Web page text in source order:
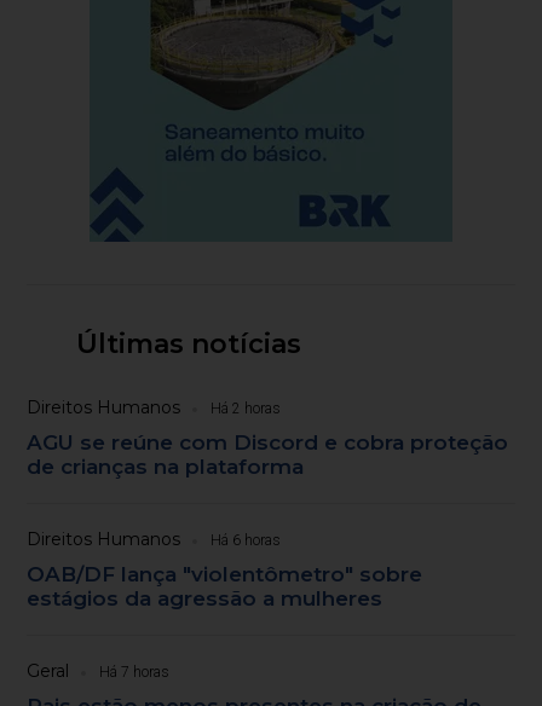
Últimas notícias
Direitos Humanos Há 2 horas
AGU se reúne com Discord e cobra proteção
de crianças na plataforma
Direitos Humanos Há 6 horas
OAB/DF lança "violentômetro" sobre
estágios da agressão a mulheres
Geral Há 7 horas